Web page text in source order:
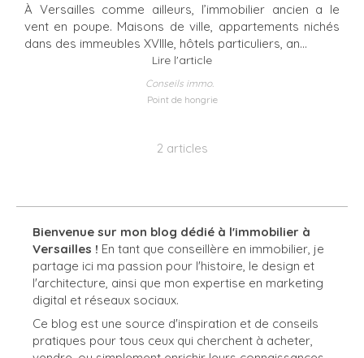
À Versailles comme ailleurs, l’immobilier ancien a le
vent en poupe. Maisons de ville, appartements nichés
dans des immeubles XVIIIe, hôtels particuliers, an...
Lire l'article
Conseils immo.
Point de hongrie
2 articles
Bienvenue sur mon blog dédié à l'immobilier à
Versailles ! En tant que conseillère en immobilier, je
partage ici ma passion pour l'histoire, le design et
l'architecture, ainsi que mon expertise en marketing
digital et réseaux sociaux.
Ce blog est une source d'inspiration et de conseils
pratiques pour tous ceux qui cherchent à acheter,